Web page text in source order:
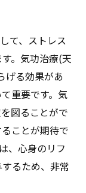
て、ストレス
。気功治療(天
げる効果があ
重要です。気
図ることがで
ことが期待で
、心身のリフ
るため、非常